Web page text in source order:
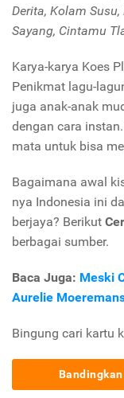
Derita, Kolam
Sayang, Cintamu
Karya-karya Koes
Penikmat lagu-
juga anak-anak
dengan cara
mata untuk bisa
Bagaimana awal
nya Indonesia ini
berjaya? Berikut
berbagai sumber.
Baca Juga: Meski
Aurelie
Bingung cari kartu